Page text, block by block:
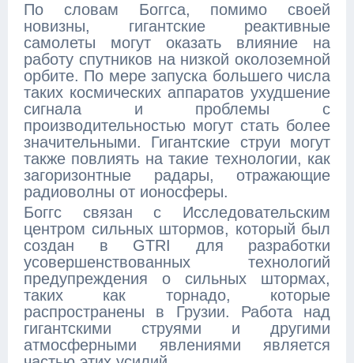
По словам Боггса, помимо своей
новизны, гигантские реактивные
самолеты могут оказать влияние на
работу спутников на низкой околоземной
орбите. По мере запуска большего числа
таких космических аппаратов ухудшение
сигнала и проблемы с
производительностью могут стать более
значительными. Гигантские струи могут
также повлиять на такие технологии, как
загоризонтные радары, отражающие
радиоволны от ионосферы.
Боггс связан с Исследовательским
центром сильных штормов, который был
создан в GTRI для разработки
усовершенствованных технологий
предупреждения о сильных штормах,
таких как торнадо, которые
распространены в Грузии. Работа над
гигантскими струями и другими
атмосферными явлениями является